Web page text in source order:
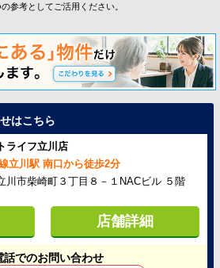
参考としてご活用ください。
はこちら
ライフ立川店
立川駅 南口から徒歩2分
川市柴崎町３丁目８－１NACビル ５階
店舗詳細
話でのお問い合わせ